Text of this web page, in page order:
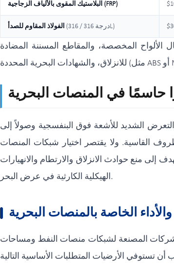
البلاستيك المقوى بالألياف الزجاجية (FRP)
الفولاذ المقاوم للصدأ (درجة 316 / 316L)
المخصصة، والمقاطع المسننة المضادة
حاسمًا في المنصات البحرية
الشديد للأشعة فوق البنفسجية وصولاً إلى
القاسية. ولا يقتصر اختيار شبكات المنصات
منع حوادث الانزلاق والارتطام والانهيارات
الهيكلية الكارثية في عرض البحر.
الخاصة بالمنصات البحرية
الشركات المصنعة لشبكات منصات النفط ومساحات